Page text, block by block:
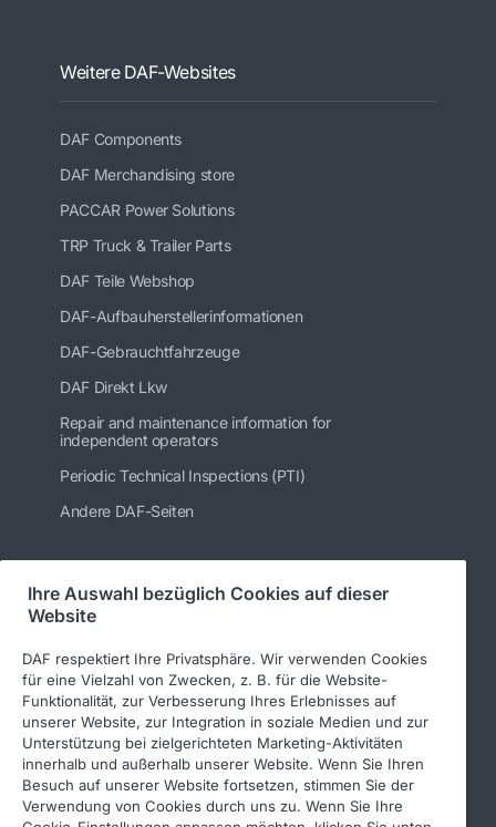
Weitere DAF-Websites
DAF Components
DAF Merchandising store
PACCAR Power Solutions
TRP Truck & Trailer Parts
DAF Teile Webshop
DAF-Aufbauherstellerinformationen
DAF-Gebrauchtfahrzeuge
DAF Direkt Lkw
Repair and maintenance information for
independent operators
Periodic Technical Inspections (PTI)
Andere DAF-Seiten
Folgen Sie uns
Ihre Auswahl bezüglich Cookies auf dieser
Website
DAF respektiert Ihre Privatsphäre. Wir verwenden Cookies
für eine Vielzahl von Zwecken, z. B. für die Website-
Funktionalität, zur Verbesserung Ihres Erlebnisses auf
unserer Website, zur Integration in soziale Medien und zur
Unterstützung bei zielgerichteten Marketing-Aktivitäten
innerhalb und außerhalb unserer Website. Wenn Sie Ihren
Besuch auf unserer Website fortsetzen, stimmen Sie der
Verwendung von Cookies durch uns zu. Wenn Sie Ihre